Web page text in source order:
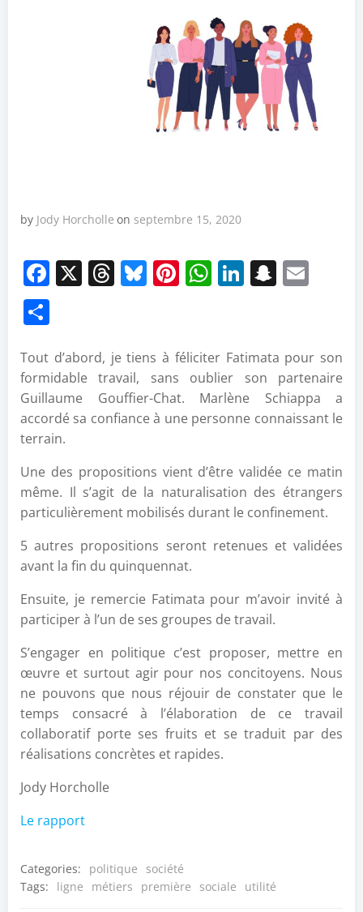
by Jody Horcholle on septembre 15, 2020
Facebook
X Threads
Bluesky
Pinterest
WhatsApp
LinkedIn
Tout d’abord, je tiens à féliciter Fatimata pour son
formidable travail, sans oublier son partenaire
Guillaume Gouffier-Chat. Marlène Schiappa a
accordé sa confiance à une personne connaissant le
terrain.
Une des propositions vient d’être validée ce matin
même. Il s’agit de la naturalisation des étrangers
particulièrement mobilisés durant le confinement.
5 autres propositions seront retenues et validées
avant la fin du quinquennat.
Ensuite, je remercie Fatimata pour m’avoir invité à
participer à l’un de ses groupes de travail.
S’engager en politique c’est proposer, mettre en
œuvre et surtout agir pour nos concitoyens. Nous
ne pouvons que nous réjouir de constater que le
temps consacré à l’élaboration de ce travail
collaboratif porte ses fruits et se traduit par des
réalisations concrètes et rapides.
Jody Horcholle
Le rapport
Categories: politique
société
Tags:
ligne métiers première sociale utilité